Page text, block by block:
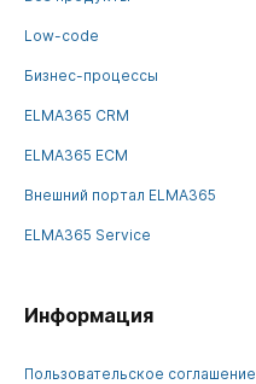
Low-code
Бизнес-процессы
ELMA365 CRM
ELMA365 ECM
Внешний портал ELMA365
ELMA365 Service
Информация
Пользовательское соглашение